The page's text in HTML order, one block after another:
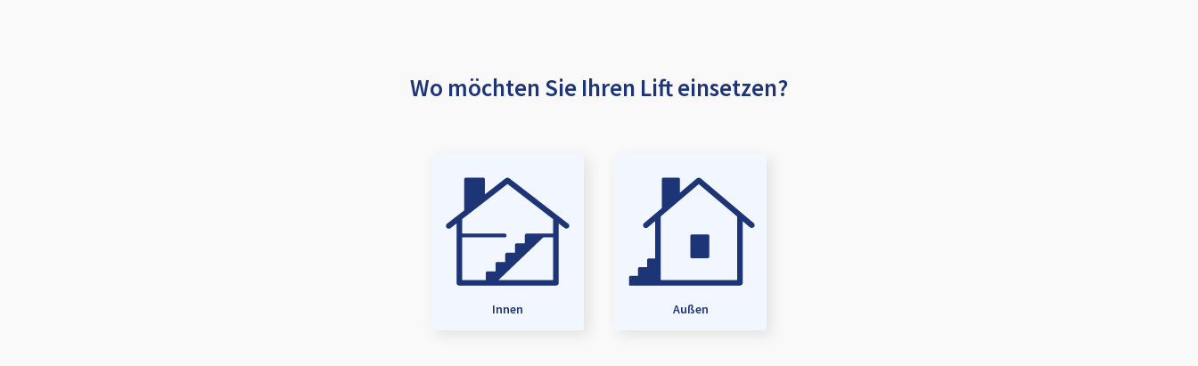
Wo möchten Sie Ihren Lift einsetzen?
Innen Außen